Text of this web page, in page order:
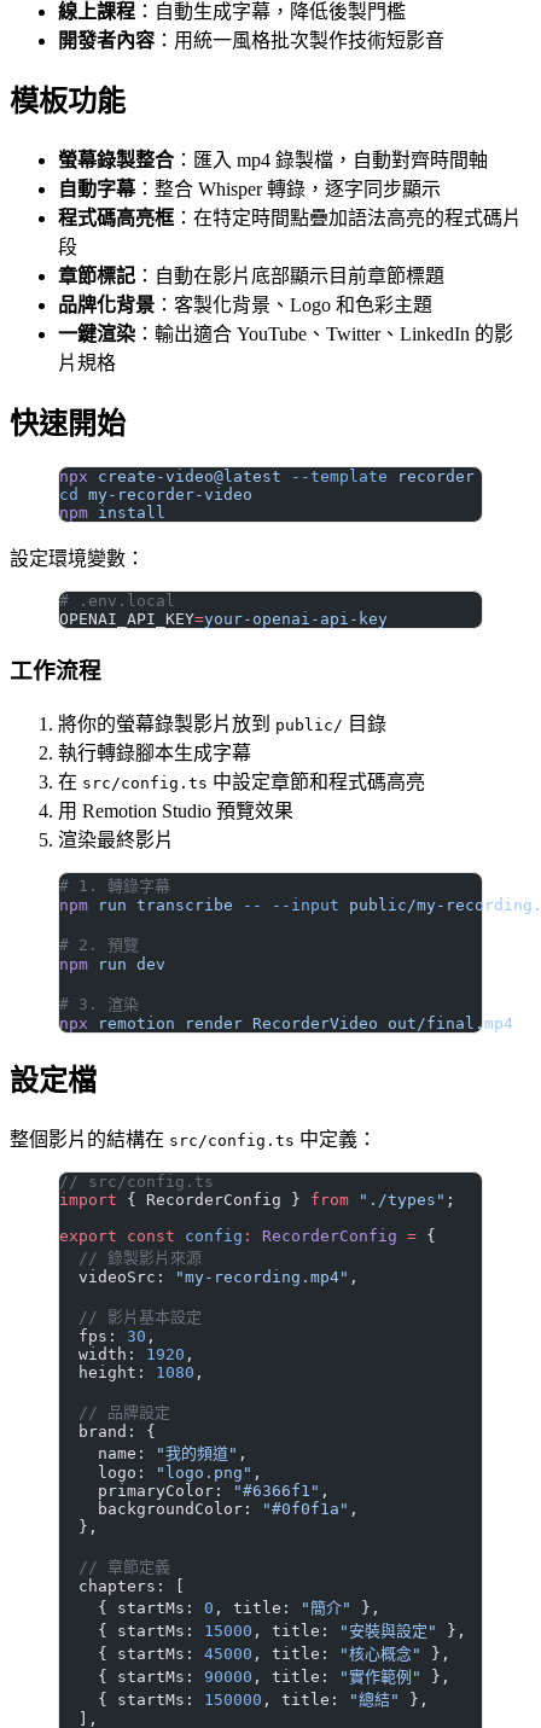
線上課程 ：自動生成字幕，降低後製門檻
開發者內容 ：用統一風格批次製作技術短影音
模板功能
螢幕錄製整合 ：匯入 mp4 錄製檔，自動對齊時間軸
自動字幕：整合 Whisper 轉錄，逐字同步顯示
程式碼高亮框 ：在特定時間點疊加語法高亮的程式碼片
段
章節標記 ：自動在影片底部顯示目前章節標題
品牌化背景 ：客製化背景、Logo 和色彩主題
一鍵渲染 ：輸出適合 YouTube、Twitter、LinkedIn 的影
片規格
快速開始
npx create-video@latest --template recorder
cd
my-recorder-video
npm install
設定環境變數：
# .env.local
OPENAI_API_KEY=your-openai-api-key
工作流程
將你的螢幕錄製影片放到 public/ 目錄
執行轉錄腳本生成字幕
在 src/config.ts 中設定章節和程式碼高亮
用 Remotion Studio 預覽效果
渲染最終影片
# 1. 轉錄字幕
npm run transcribe -- --input public/my-
# 2. 預覽
npm run dev
# 3. 渲染
npx remotion render RecorderVideo out/final.mp4
設定檔
整個影片的結構在 src/config.ts 中定義：
// src/config.ts
import { RecorderConfig } from "./types" ;
export const config : RecorderConfig = {
  // 錄製影片來源
  videoSrc:
"my-recording.mp4" ,
  // 影片基本設定
  fps:
30 ,
  width:
1920 ,
  height:
1080 ,
  // 品牌設定
  brand: {
    name:
"我的頻道" ,
    logo:
"logo.png" ,
    primaryColor:
"#6366f1" ,
    backgroundColor:
"#0f0f1a" ,
  },
  // 章節定義
  chapters: [
    { startMs:
0 , title: "簡介"
},
    { startMs:
15000 , title: "安裝與設定"
},
    { startMs:
45000 , title: "核心概念"
},
    { startMs:
90000 , title: "實作範例"
},
    { startMs:
150000 , title: "總結"
},
  ],